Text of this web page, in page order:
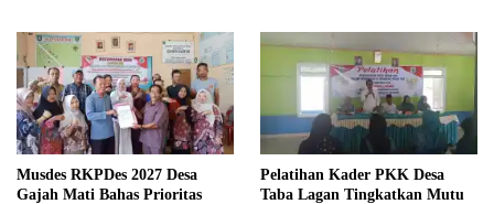
Musdes RKPDes 2027 Desa
Gajah Mati Bahas Prioritas
Pelatihan Kader PKK Desa
Taba Lagan Tingkatkan Mutu